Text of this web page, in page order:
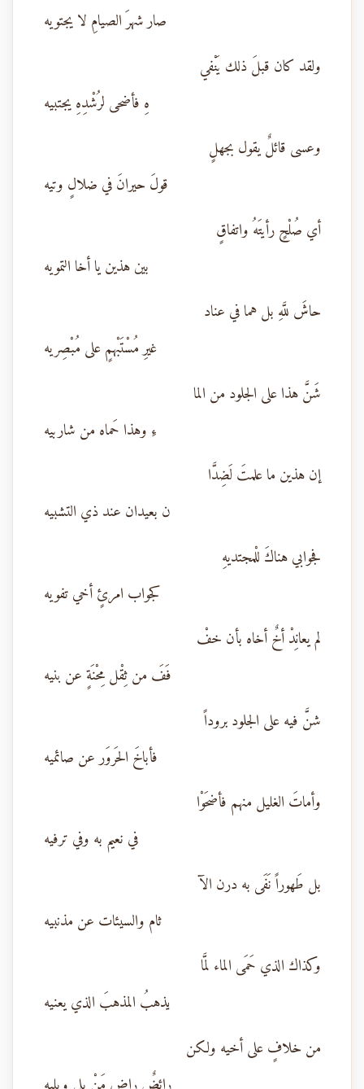
صار شهرَ الصيامِ لا يجتويه
ولقد كان قبلَ ذلك يَنْفي
هِ فأضحى لرُشْدِهِ يجتبيه
وعسى قائلٌ يقول بجهلٍ
قولَ حيرانَ في ضلالٍ وتيه
أي صُلْحٍ رأيتَهُ واتفاقٍ
بين هذين يا أخا التمويه
حاشَ للَّهِ بل هما في عناد
غيرِ مُسْتَبْهمٍ على مُبْصِريه
شَنَّ هذا على الجلود من الما
ءِ وهذا حَماه من شاربيه
إن هذين ما علمتَ لَضِدَّا
ن بعيدان عند ذي التشبيه
فجوابي هناكَ للْمجتديهِ
كجواب امرئٍ أخي تفويه
لم يعانِدْ أخٌ أخاه بأن خفْ
فَفَ من ثِقْل مِحْنَةٍ عن بنيه
شنَّ فيه على الجلود بروداً
فأباخَ الحَروَر عن صائميه
وأماتَ الغليل منهم فأضحَوْا
في نعيم به وفي ترفيه
بل طَهوراً نَفَى به درن الآ
ثام والسيئات عن مذنبيه
وكذاك الذي حَمَى الماء لمَّا
يذهبُ المذهبَ الذي يعنيه
من خلافٍ على أخيه ولكن